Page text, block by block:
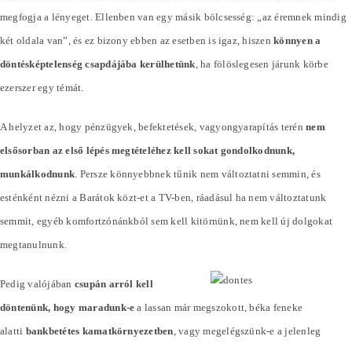
megfogja a lényeget. Ellenben van egy másik bölcsesség: „az éremnek mindig
két oldala van”, és ez bizony ebben az esetben is igaz, hiszenkönnyen a
döntésképtelenség csapdájába kerülhetünk , ha fölöslegesen járunk körbe
ezerszer egy témát.
A helyzet az, hogy pénzügyek, befektetések, vagyongyarapítás terénnem
elsősorban az első lépés megtételéhez kell sokat gondolkodnunk,
munkálkodnunk . Persze könnyebbnek tűnik nem változtatni semmin, és
esténként nézni a Barátok közt-et a TV-ben, ráadásul ha nem változtatunk
semmit, egyéb komfortzónánkból sem kell kitörnünk, nem kell új dolgokat
megtanulnunk.
Pedig valójában csupán arról kell
döntenünk, hogy maradunk-e a lassan már megszokott, béka feneke
alatti bankbetétes kamatkörnyezetben , vagy megelégszünk-e a jelenleg